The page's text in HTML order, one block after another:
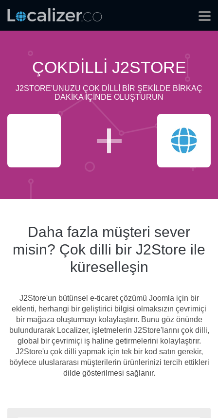
ÇOKDILLI J2STORE
J2STORE'UNUZU ÇOK DILLI BIR ŞEKILDE BIRKAÇ
DAKIKA IÇINDE OLUŞTURUN
Daha fazla müşteri sever
misin? Çok dilli bir J2Store ile
küreselleşin
J2Store'un bütünsel e-ticaret çözümü Joomla için bir
eklenti, herhangi bir geliştirici bilgisi olmaksızın çevrimiçi
bir mağaza oluşturmayı kolaylaştırır. Bunu göz önünde
bulundurarak Localizer, işletmelerin J2Store'larını çok dilli,
global bir çevrimiçi iş haline getirmelerini kolaylaştırır.
J2Store'u çok dilli yapmak için tek bir kod satırı gerekir,
böylece uluslararası müşterilerin ürünlerinizi tercih ettikleri
dilde gösterilmesi sağlanır.